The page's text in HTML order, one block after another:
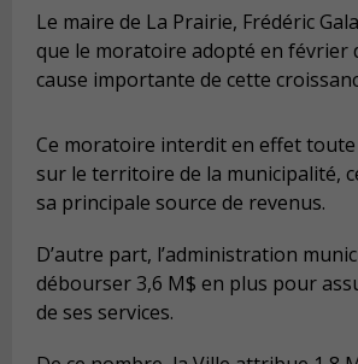
Le maire de La Prairie, Frédéric
que le moratoire adopté en février
cause importante de cette
Ce moratoire interdit en effet
sur le territoire de la municipalité,
sa principale source de revenus.
D’autre part, l’administration
débourser 3,6 M$ en plus pour
de ses services.